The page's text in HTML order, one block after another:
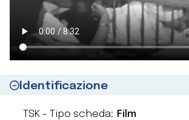
Identificazione
TSK - Tipo scheda: Film